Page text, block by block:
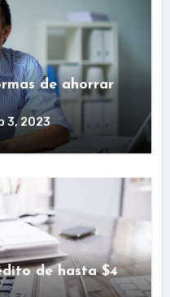
de ahorrar
3, 2023
de hasta $4